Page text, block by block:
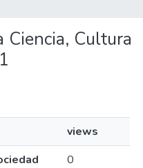
Cultura
views
0